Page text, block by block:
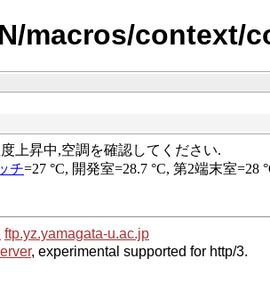
macros/
ftp.yz.yamagata-u.ac.jp
, experimental supported for http/3.